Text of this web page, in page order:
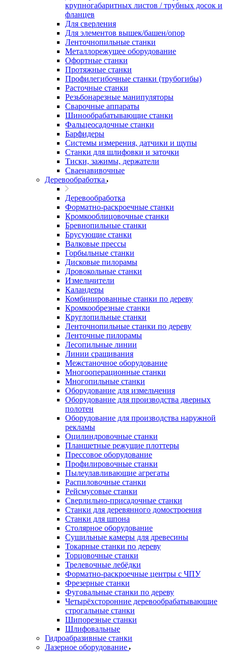
крупногабаритных листов / трубных досок и
фланцев
Для сверления
Для элементов вышек/башен/опор
Ленточнопильные станки
Металлорежущее оборудование
Офортные станки
Протяжные станки
Профилегибочные станки (трубогибы)
Расточные станки
Резьбонарезные манипуляторы
Сварочные аппараты
Шинообрабатывающие станки
Фальцеосадочные станки
Барфидеры
Системы измерения, датчики и щупы
Станки для шлифовки и заточки
Тиски, зажимы, держатели
Cваенавивочные
Деревообработка
Деревообработка
Форматно-раскроечные станки
Кромкооблицовочные станки
Бревнопильные станки
Брусующие станки
Валковые прессы
Горбыльные станки
Дисковые пилорамы
Дровокольные станки
Измельчители
Каландеры
Комбинированные станки по дереву
Кромкообрезные станки
Круглопильные станки
Ленточнопильные станки по дереву
Ленточные пилорамы
Лесопильные линии
Линии сращивания
Межстаночное оборудование
Многооперационные станки
Многопильные станки
Оборудование для измельчения
Оборудование для производства дверных
полотен
Оборудование для производства наружной
рекламы
Оцилиндровочные станки
Планшетные режущие плоттеры
Прессовое оборудование
Профилировочные станки
Пылеулавливающие агрегаты
Распиловочные станки
Рейсмусовые станки
Сверлильно-присадочные станки
Станки для деревянного домостроения
Станки для шпона
Столярное оборудование
Сушильные камеры для древесины
Токарные станки по дереву
Торцовочные станки
Трелевочные лебёдки
Форматно-раскроечные центры с ЧПУ
Фрезерные станки
Фуговальные станки по дереву
Четырёхсторонние деревообрабатывающие
строгальные станки
Шипорезные станки
Шлифовальные
Гидроабразивные станки
Лазерное оборудование